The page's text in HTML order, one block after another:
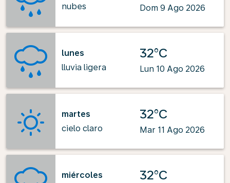
nubes
Dom 9 Ago 2026
lunes
lluvia ligera
32°C
Lun 10 Ago 2026
martes
cielo claro
32°C
Mar 11 Ago 2026
miércoles
32°C